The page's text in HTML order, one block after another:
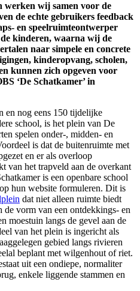
werken wij samen voor de
de echte gebruikers feedback
en speelruimteontwerper
kinderen, waarna wij de
naar simpele en concrete
kinderopvang, scholen,
kunnen zich opgeven voor
‘De Schatkamer’ in
en nog eens 150 tijdelijke
school, is het plein van De
spelen onder-, midden- en
is dat de buitenruimte met
en er als overloop
van het trapveld aan de overkant
is een openbare school
hun website formuleren. Dit is
dat niet alleen ruimte biedt
de vorm van een ontdekkings- en
moestuin langs de gevel aan de
van het plein is ingericht als
gebied langs rivieren
beplant met wilgenhout of riet.
uit een ondiepe, normaliter
enkele liggende stammen en